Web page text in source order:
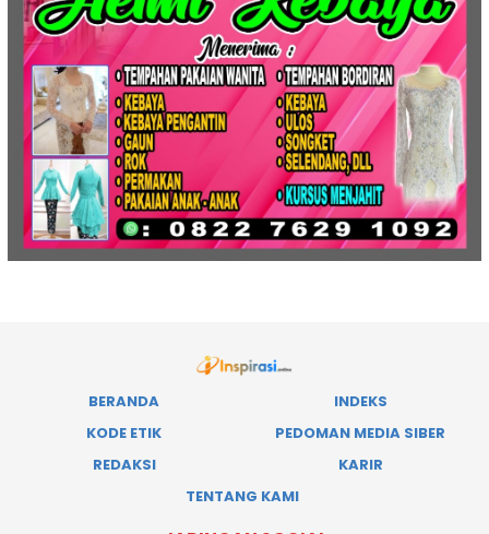
BERANDA
INDEKS
KODE ETIK
PEDOMAN MEDIA SIBER
REDAKSI
KARIR
TENTANG KAMI